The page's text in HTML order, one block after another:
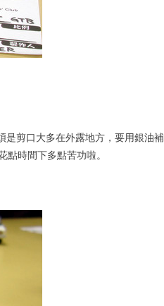
剪口大多在外露地方，要用銀油
點時間下多點苦功啦。